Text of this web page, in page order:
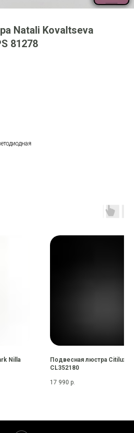
Natali Kovaltseva
81278
Nilla
Подвесная люстра Citilux
CL352180
17 990 р.